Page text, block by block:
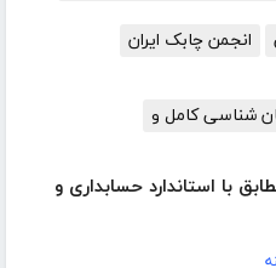
انجمن چابک ایران
شناسی کامل و
با استاندارد حسابداری و